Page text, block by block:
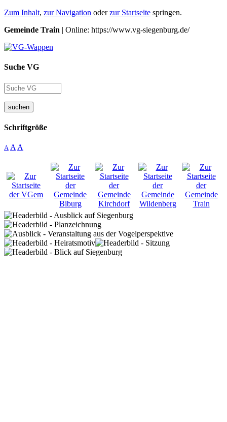
Zum Inhalt, zur Navigation oderzur Startseite springen.
Gemeinde Train | Online: https://www.vg-siegenburg.de/
Suche VG
suchen
Schriftgröße
A A A